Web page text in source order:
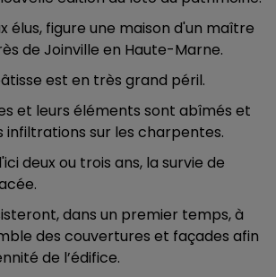
élus, figure une maison d'un maître
de Joinville en Haute-Marne.
est en très grand péril.
et leurs éléments sont abîmés et
infiltrations sur les charpentes.
deux ou trois ans, la survie de
dans un premier temps, à
des couvertures et façades afin
de l’édifice.